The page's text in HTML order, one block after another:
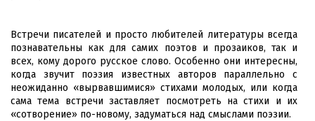
Встречи писателей и просто любителей литературы всегда
познавательны как для самих поэтов и прозаиков, так и
всех, кому дорого русское слово. Особенно они интересны,
когда звучит поэзия известных авторов параллельно с
неожиданно «вырвавшимися» стихами молодых, или когда
сама тема встречи заставляет посмотреть на стихи и их
«сотворение» по-новому, задуматься над смыслами поэзии.